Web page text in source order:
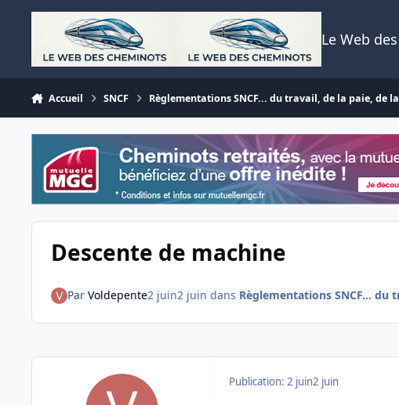
Aller au contenu
Le Web
Accueil SNCF Règlementations SNCF... du travail, de la paie, de
Descente de machine
Par Voldepente2 juin2 juin dans Règlementations SNCF...
Publication: 2 juin2 juin